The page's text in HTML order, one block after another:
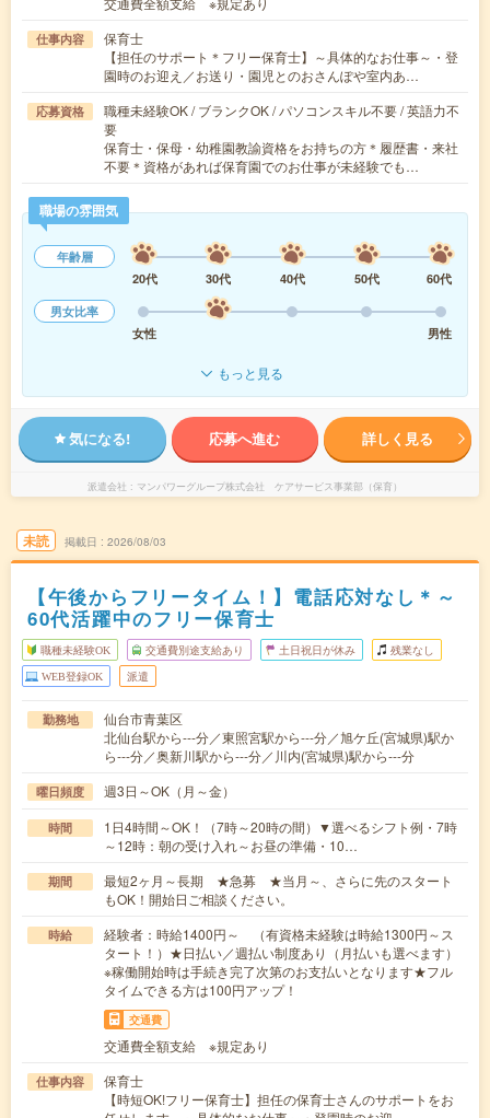
仕事内容
保育士
【担任のサポート＊フリー保育士】～具体的なお仕事～・登
園時のお迎え／お送り・園児とのおさんぽや室内あ…
応募資格
職種未経験OK / ブランクOK / パソコンスキル不要 / 英語力不
要
保育士・保母・幼稚園教諭資格をお持ちの方＊履歴書・来社
不要＊資格があれば保育園でのお仕事が未経験でも…
職場の雰囲気
年齢層
20代
30代 40代 50代
60代
男女比率
女性
男性
もっと見る
気になる! 応募へ進む 詳しく見る
派遣会社 マンパワーグループ株式会社 ケアサービス事業部（保育）
未読 掲載日 2026/08/03
【午後からフリータイム！】電話応対なし＊～
60代活躍中のフリー保育士
職種未経験OK 交通費別途支給あり 土日祝日が休み 残業なし
WEB登録OK 派遣
勤務地
仙台市青葉区
北仙台駅から---分／東照宮駅から---分／旭ケ丘(宮城県)駅か
ら---分／奥新川駅から---分／川内(宮城県)駅から---分
曜日頻度 週3日～OK（月～金）
時間
1日4時間～OK！（7時～20時の間）▼選べるシフト例・7時
～12時：朝の受け入れ～お昼の準備・10…
期間
最短2ヶ月～長期 ★急募 ★当月～、さらに先のスタート
もOK！開始日ご相談ください。
時給
経験者：時給1400円～ （有資格未経験は時給1300円～ス
タート！）★日払い／週払い制度あり（月払いも選べます）
※稼働開始時は手続き完了次第のお支払いとなります★フル
タイムできる方は100円アップ！
交通費
交通費全額支給 ※規定あり
仕事内容
保育士
【時短OK!フリー保育士】担任の保育士さんのサポートをお